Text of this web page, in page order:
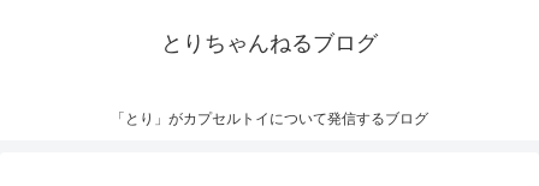
とりちゃんねるブログ
「とり」がカプセルトイについて発信するブログ